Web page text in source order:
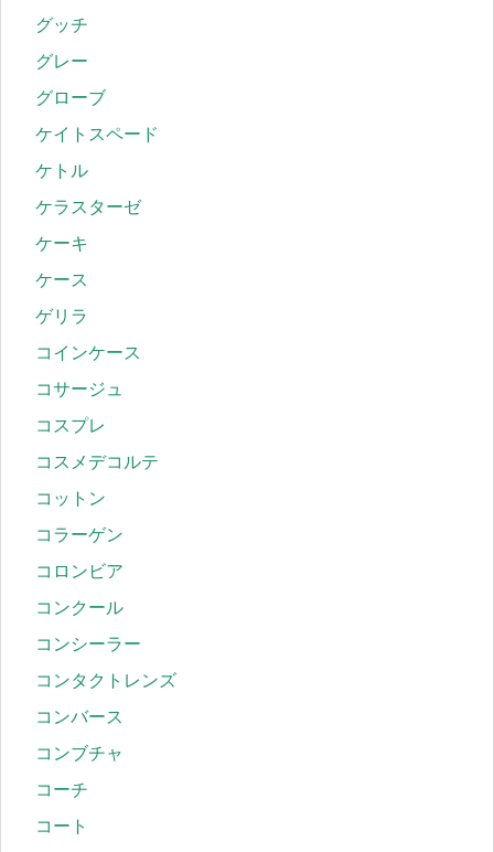
グッチ
グレー
グローブ
ケイトスペード
ケトル
ケラスターゼ
ケーキ
ケース
ゲリラ
コインケース
コサージュ
コスプレ
コスメデコルテ
コットン
コラーゲン
コロンビア
コンクール
コンシーラー
コンタクトレンズ
コンバース
コンブチャ
コーチ
コート